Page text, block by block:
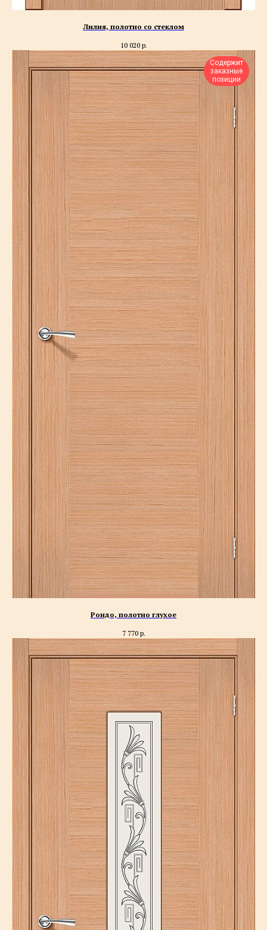
Лилия, полотно со стеклом
10 020 р.
Содержит
заказные
позиции
Рондо, полотно глухое
7 770 р.